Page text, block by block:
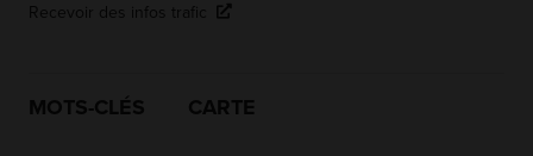
Recevoir des infos trafic
MOTS-CLÉS CARTE